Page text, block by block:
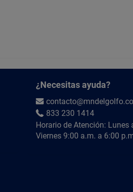
¿Necesitas ayuda?
833 230 1414
Horario de Atención: Lunes
Viernes 9:00 a.m. a 6:00